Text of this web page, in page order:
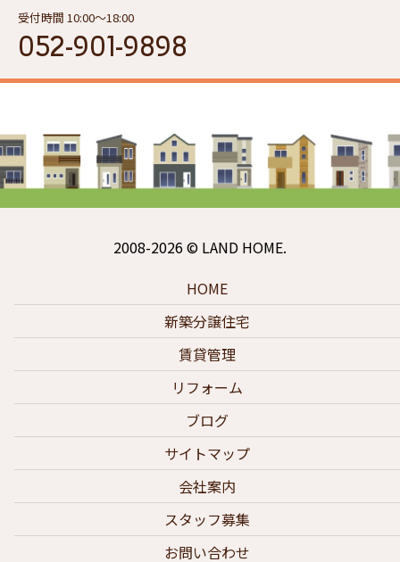
受付時間 10:00〜18:00
052-901-9898
2008-2026 © LAND HOME.
HOME
新築分譲住宅
賃貸管理
リフォーム
ブログ
サイトマップ
会社案内
スタッフ募集
お問い合わせ